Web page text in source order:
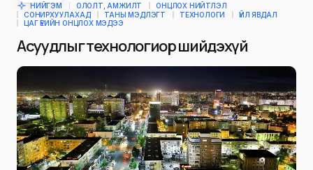
НИЙГЭМ
ОЛОЛТ, АМЖИЛТ
ОНЦЛОХ НИЙТЛЭЛ
СОНИРХУУЛАХАД
ТАНЫ МЭДЛЭГТ ТЕХНОЛОГИ
ҮЙЛ ЯВДАЛ
ЦАГ ҮЕИЙН ОНЦЛОХ МЭДЭЭ
Асуудлыг технологиор шийдэхүй